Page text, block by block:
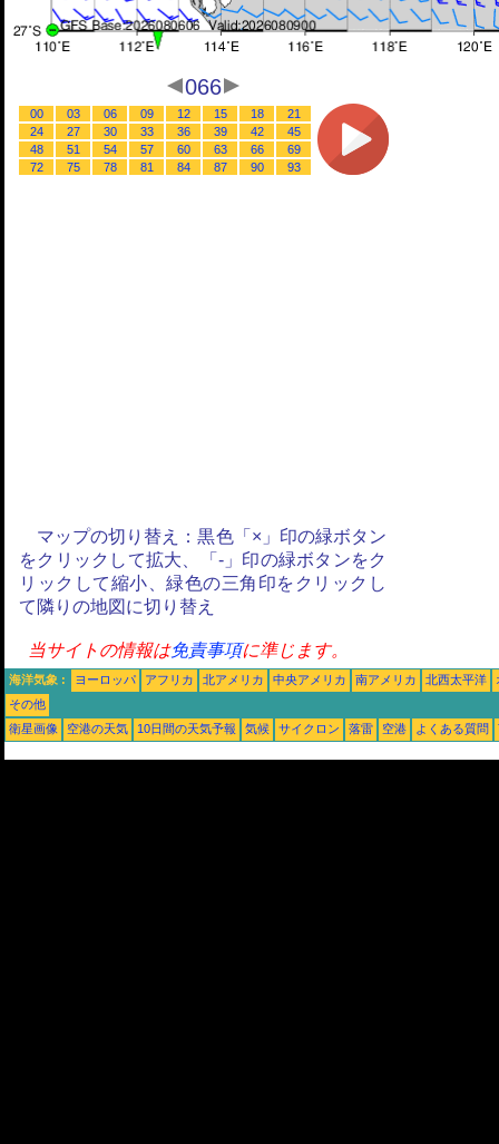
066
00 03 06 09 12 15 18
21
24
27 30 33 36 39 42
45
48
51 54 57 60 63 66
69
72
75 78 81 84 87 90 93
マップの切り替え：黒色「×」印の緑ボタン
をクリックして拡大、「-」印の緑ボタンをク
リックして縮小、緑色の三角印をクリックし
て隣りの地図に切り替え
当サイトの情報は免責事項に準じます。
海洋気象 : ヨーロッパ アフリカ 北アメリカ 中央アメリカ 南アメリカ 北西太平洋
その他
衛星画像
空港の天気 10日間の天気予報 気候 サイクロン 落雷 空港 よくある質問